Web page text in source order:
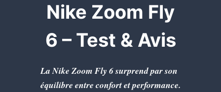
Nike Zoom Fly
6 – Test & Avis
La Nike Zoom Fly 6 surprend par son
équilibre entre confort et performance.